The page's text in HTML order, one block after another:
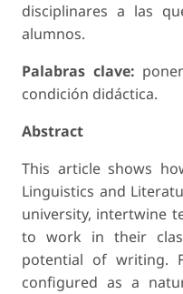
disciplinares a las
alumnos.
Palabras clave:
condición didáctica.
Abstract
This article shows
Linguistics and
university, intertwine
to work in their
potential of writing.
configured as a